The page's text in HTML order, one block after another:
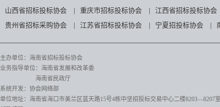
山西省招标投标协会
重庆市招标投标协会
江西省招标投标协会
贵州省招标采购协会
江苏省招标投标协会 宁夏招投标协会
主办单位：海南省招标投标协会
业务指导单位：海南省发展和改革委
海南省民政厅
系统开发：协会网络部
单位地址：海南省海口市美兰区蓝天路15号4栋中坚招投标交易中心二楼8203—8207